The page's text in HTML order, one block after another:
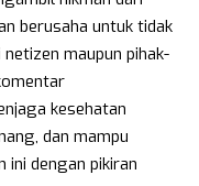
berusaha untuk tidak
maupun pihak-
kesehatan
dan mampu
ini dengan pikiran